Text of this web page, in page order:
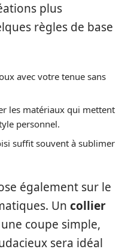
plus
règles de base
avec votre tenue sans
les matériaux qui mettent
personnel.
suffit souvent à sublimer
également sur le
Un collier
coupe simple,
sera idéal